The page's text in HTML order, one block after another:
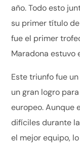
año. Todo esto
su primer título
fue el primer
Maradona estuvo
Este triunfo fue
un gran logro
europeo. Aunque
difíciles durante
el mejor equipo,